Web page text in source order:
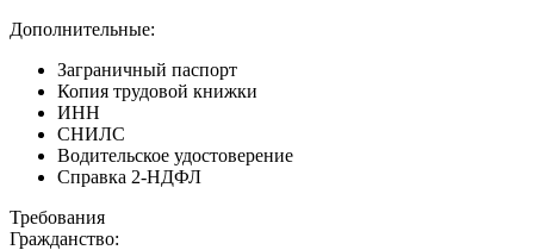
Дополнительные:
Заграничный паспорт
Копия трудовой книжки
ИНН
СНИЛС
Водительское удостоверение
Справка 2-НДФЛ
Требования
Гражданство: